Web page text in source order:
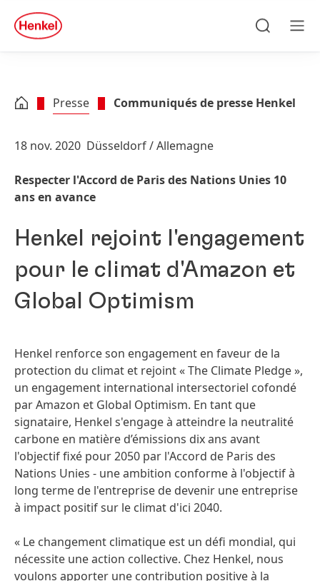
Skip to footer
quick
search
Presse Communiqués de presse Henkel
18 nov. 2020 Düsseldorf / Allemagne
Respecter l'Accord de Paris des Nations Unies 10
ans en avance
Henkel rejoint l'engagement
pour le climat d'Amazon et
Global Optimism
Henkel renforce son engagement en faveur de la
protection du climat et rejoint « The Climate Pledge »,
un engagement international intersectoriel cofondé
par Amazon et Global Optimism. En tant que
signataire, Henkel s'engage à atteindre la neutralité
carbone en matière d’émissions dix ans avant
l'objectif fixé pour 2050 par l'Accord de Paris des
Nations Unies - une ambition conforme à l'objectif à
long terme de l'entreprise de devenir une entreprise
à impact positif sur le climat d'ici 2040.
« Le changement climatique est un défi mondial, qui
nécessite une action collective. Chez Henkel, nous
voulons apporter une contribution positive à la